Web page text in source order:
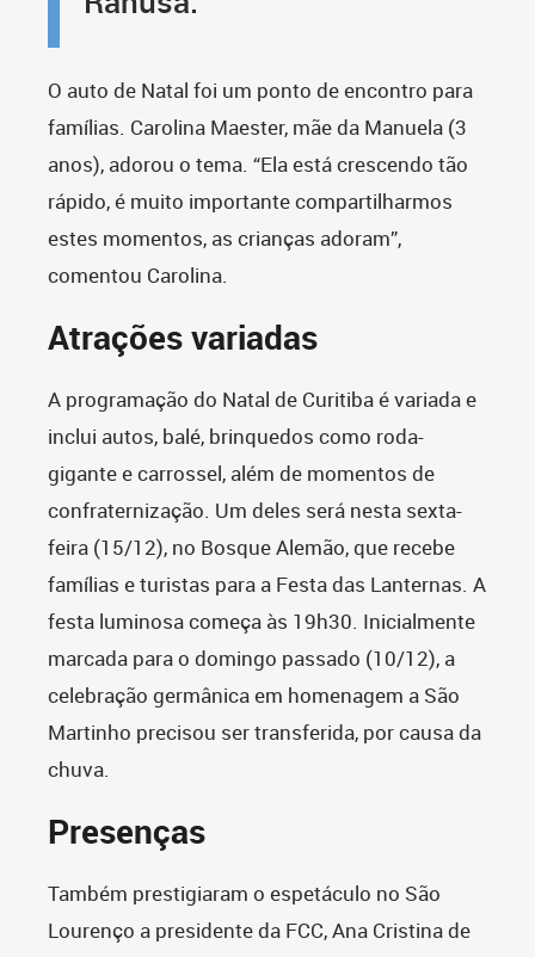
O auto de Natal foi um ponto de encontro para
famílias. Carolina Maester, mãe da Manuela (3
anos), adorou o tema. “Ela está crescendo tão
rápido, é muito importante compartilharmos
estes momentos, as crianças adoram”,
comentou Carolina.
Atrações variadas
A programação do Natal de Curitiba é variada e
inclui autos, balé, brinquedos como roda-
gigante e carrossel, além de momentos de
confraternização. Um deles será nesta sexta-
feira (15/12), no Bosque Alemão, que recebe
famílias e turistas para a Festa das Lanternas. A
festa luminosa começa às 19h30. Inicialmente
marcada para o domingo passado (10/12), a
celebração germânica em homenagem a São
Martinho precisou ser transferida, por causa da
chuva.
Presenças
Também prestigiaram o espetáculo no São
Lourenço a presidente da FCC, Ana Cristina de